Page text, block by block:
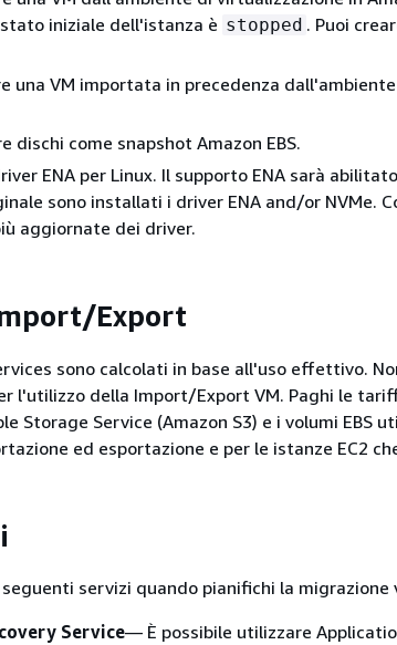
iniziale dell'istanza è stopped . Puoi
una VM importata in precedenza
dischi come snapshot Amazon EBS.
ENA per Linux. Il supporto ENA sarà
sono installati i driver ENA and/or NVMe.
aggiornate dei driver.
Export
sono calcolati in base all'uso effettivo.
l'utilizzo della Import/Export VM. Paghi le
Storage Service (Amazon S3) e i volumi EBS
ed esportazione e per le istanze EC2
servizi quando pianifichi la migrazione
Service— È possibile utilizzare